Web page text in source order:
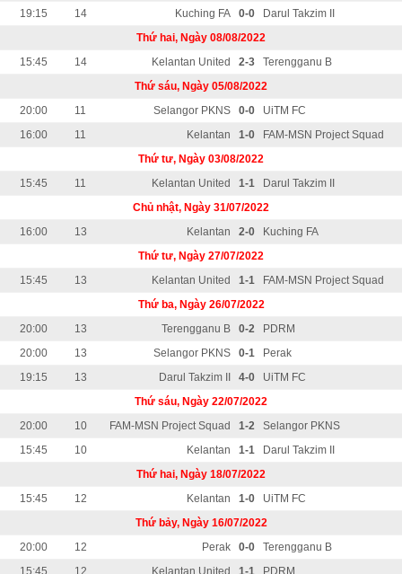
19:15
14 Kuching FA 0-0
Darul Takzim II
Thứ hai, Ngày 08/08/2022
15:45
14 Kelantan United 2-3
Terengganu B
Thứ sáu, Ngày 05/08/2022
20:00
11 Selangor PKNS 0-0
UiTM FC
16:00
11 Kelantan 1-0
FAM-MSN Project Squad
Thứ tư, Ngày 03/08/2022
15:45
11 Kelantan United 1-1
Darul Takzim II
Chủ nhật, Ngày 31/07/2022
16:00
13 Kelantan 2-0
Kuching FA
Thứ tư, Ngày 27/07/2022
15:45
13 Kelantan United 1-1
FAM-MSN Project Squad
Thứ ba, Ngày 26/07/2022
20:00
13 Terengganu B 0-2
PDRM
20:00
13 Selangor PKNS 0-1
Perak
19:15
13 Darul Takzim II 4-0
UiTM FC
Thứ sáu, Ngày 22/07/2022
20:00
10 FAM-MSN Project Squad 1-2
Selangor PKNS
15:45
10 Kelantan 1-1
Darul Takzim II
Thứ hai, Ngày 18/07/2022
15:45
12 Kelantan 1-0
UiTM FC
Thứ bảy, Ngày 16/07/2022
20:00
12 Perak 0-0
Terengganu B
15:45
12 Kelantan United 1-1 PDRM